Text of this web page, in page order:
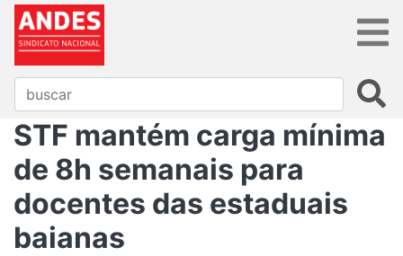
STF mantém carga mínima
de 8h semanais para
docentes das estaduais
baianas